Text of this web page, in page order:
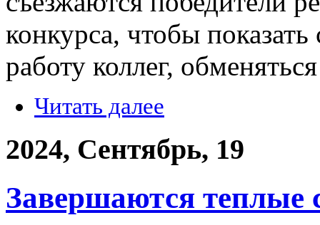
конкурса, чтобы
работу коллег,
Читать далее
2024, Сентябрь, 19
Завершаются теплые